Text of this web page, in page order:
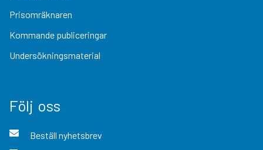
Prisomräknaren
Kommande publiceringar
Undersökningsmaterial
Följ oss
Beställ nyhetsbrev